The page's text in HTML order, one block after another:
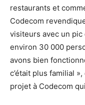
restaurants et
Codecom
visiteurs avec un pic
environ 30 000
avons bien
c’était plus familial
projet à Codecom